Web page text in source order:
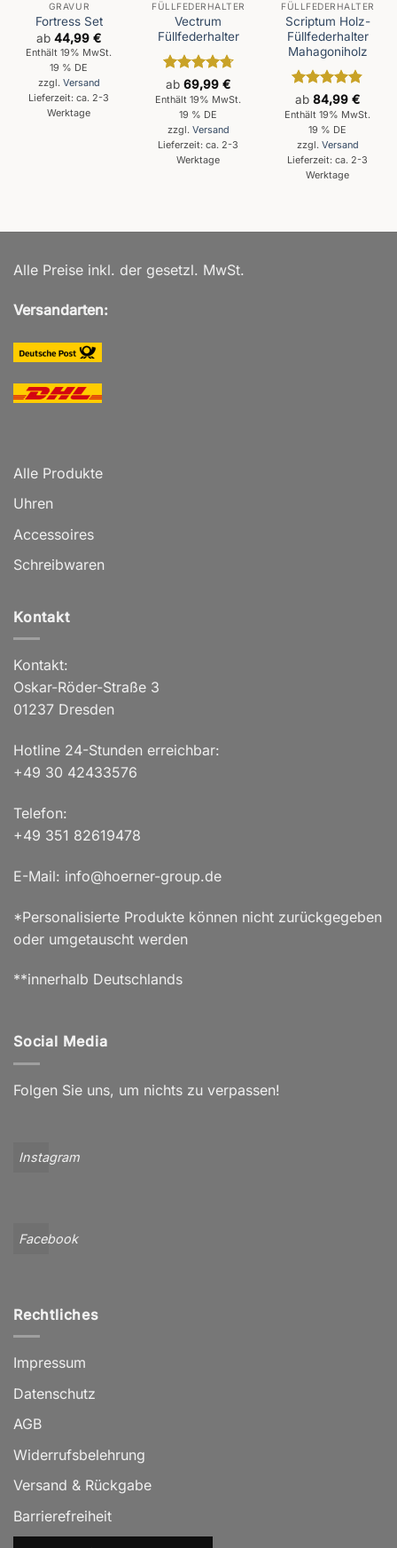
GRAVUR
Fortress Set
ab44,99€
Enthält 19% MwSt.
19 % DE
zzgl. Versand
Lieferzeit: ca. 2-3
Werktage
FÜLLFEDERHALTER
Vectrum
Füllfederhalter
Bewertet
mit4.75
von 5
ab69,99€
Enthält 19% MwSt.
19 % DE
zzgl. Versand
Lieferzeit: ca. 2-3
Werktage
FÜLLFEDERHALTER
Scriptum Holz-
Füllfederhalter
Mahagoniholz
Bewertet
mit4.8
von 5
ab84,99€
Enthält 19% MwSt.
19 % DE
zzgl. Versand
Lieferzeit: ca. 2-3
Werktage
Alle Preise inkl. der gesetzl. MwSt.
Versandarten:
Alle Produkte
Uhren
Accessoires
Schreibwaren
Kontakt
Kontakt:
Oskar-Röder-Straße 3
01237 Dresden
Hotline 24-Stunden erreichbar:
+49 30 42433576
Telefon:
+49 351 82619478
E-Mail: info@hoerner-group.de
*Personalisierte Produkte können nicht zurückgegeben
oder umgetauscht werden
**innerhalb Deutschlands
Social Media
Folgen Sie uns, um nichts zu verpassen!
Instagram
Facebook
Rechtliches
Impressum
Datenschutz
AGB
Widerrufsbelehrung
Versand & Rückgabe
Barrierefreiheit